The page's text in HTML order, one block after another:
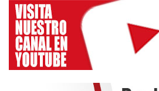
digo que hay que mover el
edad uno se cansa más. Veo
que está en la ISTA y lo sé
alguien, en este caso, a Natalia
con tal expectativa que me
y me importa que tengan esa